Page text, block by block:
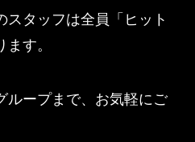
スタッフは全員「ヒット
す。
ループまで、お気軽にご